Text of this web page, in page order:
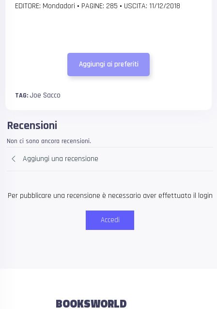
EDITORE: Mondadori • PAGINE: 285 • USCITA: 11/12/2018
Aggiungi ai preferiti
TAG: Joe Sacco
Recensioni
Non ci sono ancora recensioni.
Aggiungi una recensione
Per pubblicare una recensione è necessario aver effettuato il login
Accedi
BOOKSWORLD